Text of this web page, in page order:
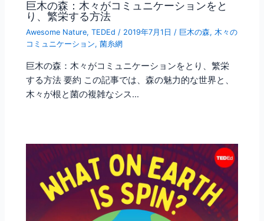
巨木の森：木々がコミュニケーションをと
り、繁栄する方法
Awesome Nature,TEDEd / 2019年7月1日/ 巨木の森,木々の
コミュニケーション,菌糸網
巨木の森：木々がコミュニケーションをとり、繁栄
する方法 要約 この記事では、森の魅力的な世界と、
木々が根と菌の複雑なシス…